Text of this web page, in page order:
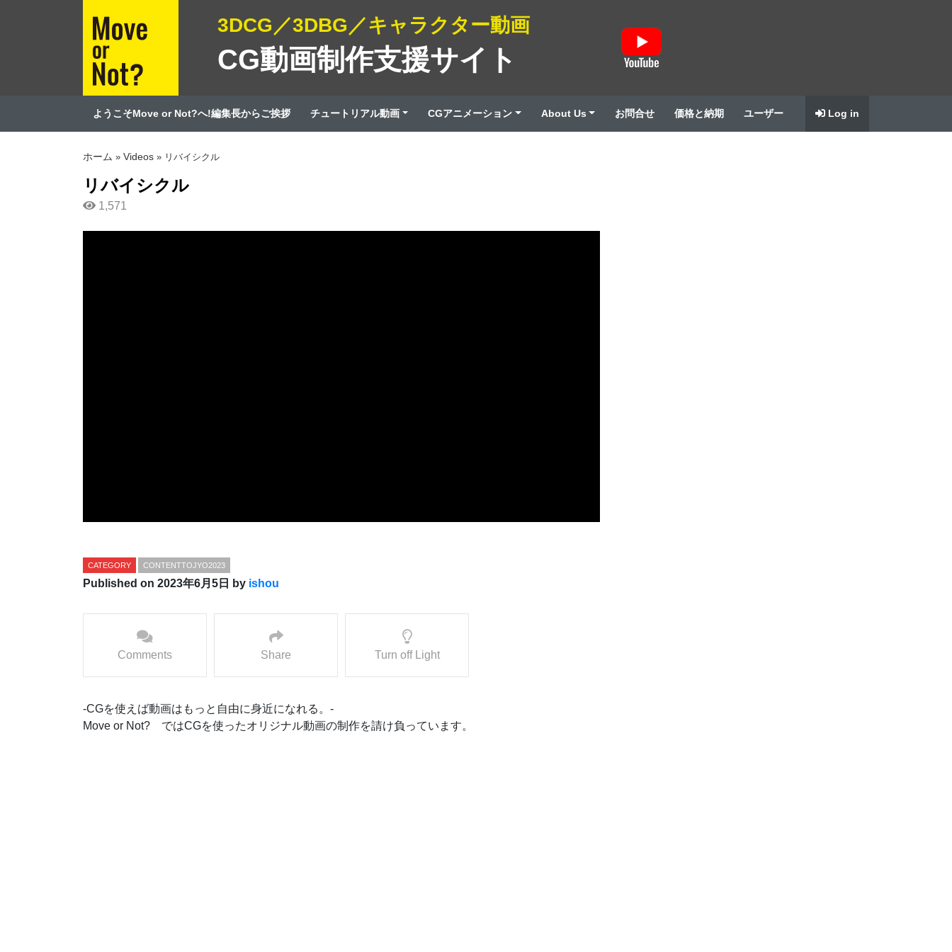
3DCG／3DBG／キャラクター動画
CG動画制作支援サイト
ようこそMove or Not?へ!編集長からご挨拶 チュートリアル動画 CGアニメーション About Us お問合せ 価格と納期 ユーザー Log in
ホーム » Videos » リバイシクル
リバイシクル
1,571
CATEGORY CONTENTTOJYO2023
Published on 2023年6月5日 by ishou
Comments Share Turn off Light
-CGを使えば動画はもっと自由に身近になれる。-
Move or Not? ではCGを使ったオリジナル動画の制作を請け負っています。